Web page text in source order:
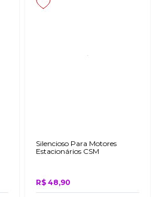
Silencioso Para Motores
Estacionários CSM
R$ 48,90